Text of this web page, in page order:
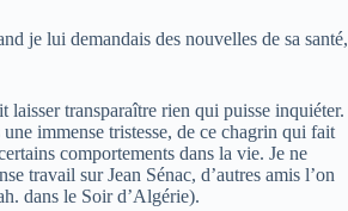
je lui demandais des nouvelles de sa santé,
transparaître rien qui puisse inquiéter.
immense tristesse, de ce chagrin qui fait
comportements dans la vie. Je ne
travail sur Jean Sénac, d’autres amis l’on
dans le Soir d’Algérie).